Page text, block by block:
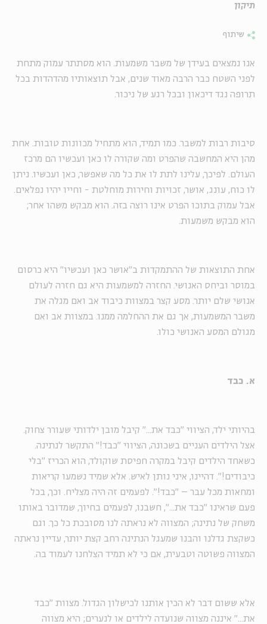
תיקון
שיתוף
אנו נמצאים בעידן של משבר משמעות. הוא מסתתר עמוק מתחת
לפני השטח כבר הרבה מאוד שנים, אבל תוצאותיו מהדהדות בכל
תרופה נגד דיכאון ובכל רגע של ניכור.
סיבות רבות למשבר. כמו תמיד, הוא מתחיל מכוונות טובות. אחת
מהן היא המחשבה שהפרט ומה שקורה לו כאן ועכשיו הם מרכז
העולם. לפיכך, עלינו לתת לו את כל מה שאפשר, כאן ועכשיו. ניתן
לו כוח, עונג, אושר, זכויות וחירות מוחלטת - וחייו יהיו נפלאים.
אבל עמוק בתוכו הפרט אינו רוצה בזה. הוא מבקש משהו אחר;
הוא מבקש משמעות.
אחת התוצאות של ההתמקדות ב"אושר כאן ועכשיו" היא כרסום
במוסר וביחס האנושי. החזרה למשמעות היא גם חזרה לעולם
אנושי שלם יותר. מסע קצר במצוות כיבוד אב ואם מגלה את
משבר המשמעות, אך גם את ההחלמה ממנו. במצוות אב ואם
מגולם המסע האנושי כולו.
א. כבד
בהיותי ילד, הציווי "כבד את..." קיבל מובן ילדותי שעורר צחוק.
אצל הילדים העניים בשכונה, הציווי "כבד!" התקשר לנתינה.
כשאחד הילדים קיבל במקרה חפיסת שוקולד, הוא הכריז "בלי
כיבודים!". דהיינו, איני נותן לאיש. אלא שמיד נשמעו קריאות
ומחאות מכל עבר – "כבד!". לפעמים זה היה מצליח. וכך, בכל
פעם שראינו "כבד את...", חשבנו, לפעמים בחיוך, שמדובר באותו
משחק של נתינה; המצווה לא נראתה לנו מסובכת כל כך. וגם
כשקצת גדלנו והבנו שמעגל הנתינה רחב קצת יותר, עדיין נראתה
המצווה פשוטה וטבעית, אם כי לא תמיד הצלחנו לעמוד בה.
אלא ששום דבר לא הכין אותנו לכישלון הגדול. מצוות "כבד
את..." איננה מצווה שנועדה לילדים או לנערים; היא מצווה